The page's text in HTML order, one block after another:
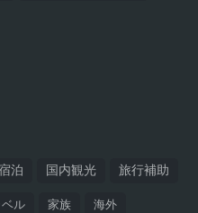
泊 国内観光 旅行補助
ル 家族 海外